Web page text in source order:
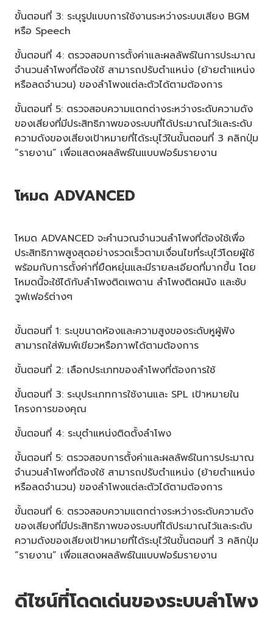
ขั้นตอนที่ 3: ระบุรูปแบบการใช้งานระหว่างระบบเสียง BGM
หรือ Speech
ขั้นตอนที่ 4: ตรวจสอบการตั้งค่าและผลลัพธ์ในการประมาณ
จำนวนลำโพงที่ต้องใช้ สามารถปรับตำแหน่ง (ย้ายตำแหน่ง
หรือลดจำนวน) ของลำโพงแต่ละตัวได้ตามต้องการ
ขั้นตอนที่ 5: ตรวจสอบความแตกต่างระหว่างระดับความดัง
ของเสียงที่มีประสิทธิภาพของระบบที่ได้ประมาณไว้และระดับ
ความดังของเสียงเป้าหมายที่ได้ระบุไว้ในขั้นตอนที่ 3 คลิกปุ่ม
“รายงาน” เพื่อแสดงผลลัพธ์ในแบบฟอร์มรายงาน
โหมด ADVANCED
โหมด ADVANCED จะคำนวณจำนวนลำโพงที่ต้องใช้เพื่อ
ประสิทธิภาพสูงสุดอย่างรวดเร็วตามเงื่อนไขที่ระบุไว้โดยผู้ใช้
พร้อมกับการตั้งค่าที่ยืดหยุ่นและมีรายละเอียดที่มากขึ้น โดย
โหมดนี้จะใช้ได้กับลำโพงติดเพดาน ลำโพงติดผนัง และซับ
วูฟเฟอร์ต่างๆ
ขั้นตอนที่ 1: ระบุขนาดห้องและความสูงของระดับหูผู้ฟัง
สามารถใส่พิมพ์เขียวหรือภาพได้ตามต้องการ
ขั้นตอนที่ 2: เลือกประเภทของลำโพงที่ต้องการใช้
ขั้นตอนที่ 3: ระบุประเภทการใช้งานและ SPL เป้าหมายใน
โครงการของคุณ
ขั้นตอนที่ 4: ระบุตำแหน่งติดตั้งลำโพง
ขั้นตอนที่ 5: ตรวจสอบการตั้งค่าและผลลัพธ์ในการประมาณ
จำนวนลำโพงที่ต้องใช้ สามารถปรับตำแหน่ง (ย้ายตำแหน่ง
หรือลดจำนวน) ของลำโพงแต่ละตัวได้ตามต้องการ
ขั้นตอนที่ 6: ตรวจสอบความแตกต่างระหว่างระดับความดัง
ของเสียงที่มีประสิทธิภาพของระบบที่ได้ประมาณไว้และระดับ
ความดังของเสียงเป้าหมายที่ได้ระบุไว้ในขั้นตอนที่ 3 คลิกปุ่ม
“รายงาน” เพื่อแสดงผลลัพธ์ในแบบฟอร์มรายงาน
ดีไซน์ที่โดดเด่นของระบบลำโพง